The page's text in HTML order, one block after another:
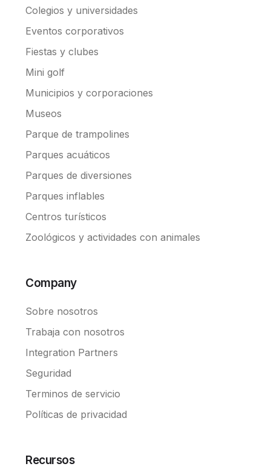
Colegios y universidades
Eventos corporativos
Fiestas y clubes
Mini golf
Municipios y corporaciones
Museos
Parque de trampolines
Parques acuáticos
Parques de diversiones
Parques inflables
Centros turísticos
Zoológicos y actividades con animales
Company
Sobre nosotros
Trabaja con nosotros
Integration Partners
Seguridad
Terminos de servicio
Políticas de privacidad
Recursos